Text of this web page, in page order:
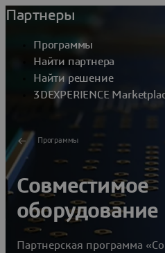
Партнеры
Программы
Найти партнера
Найти решение
3DEXPERIENCE
Программы
Совместимое
оборудование
Партнерская программа